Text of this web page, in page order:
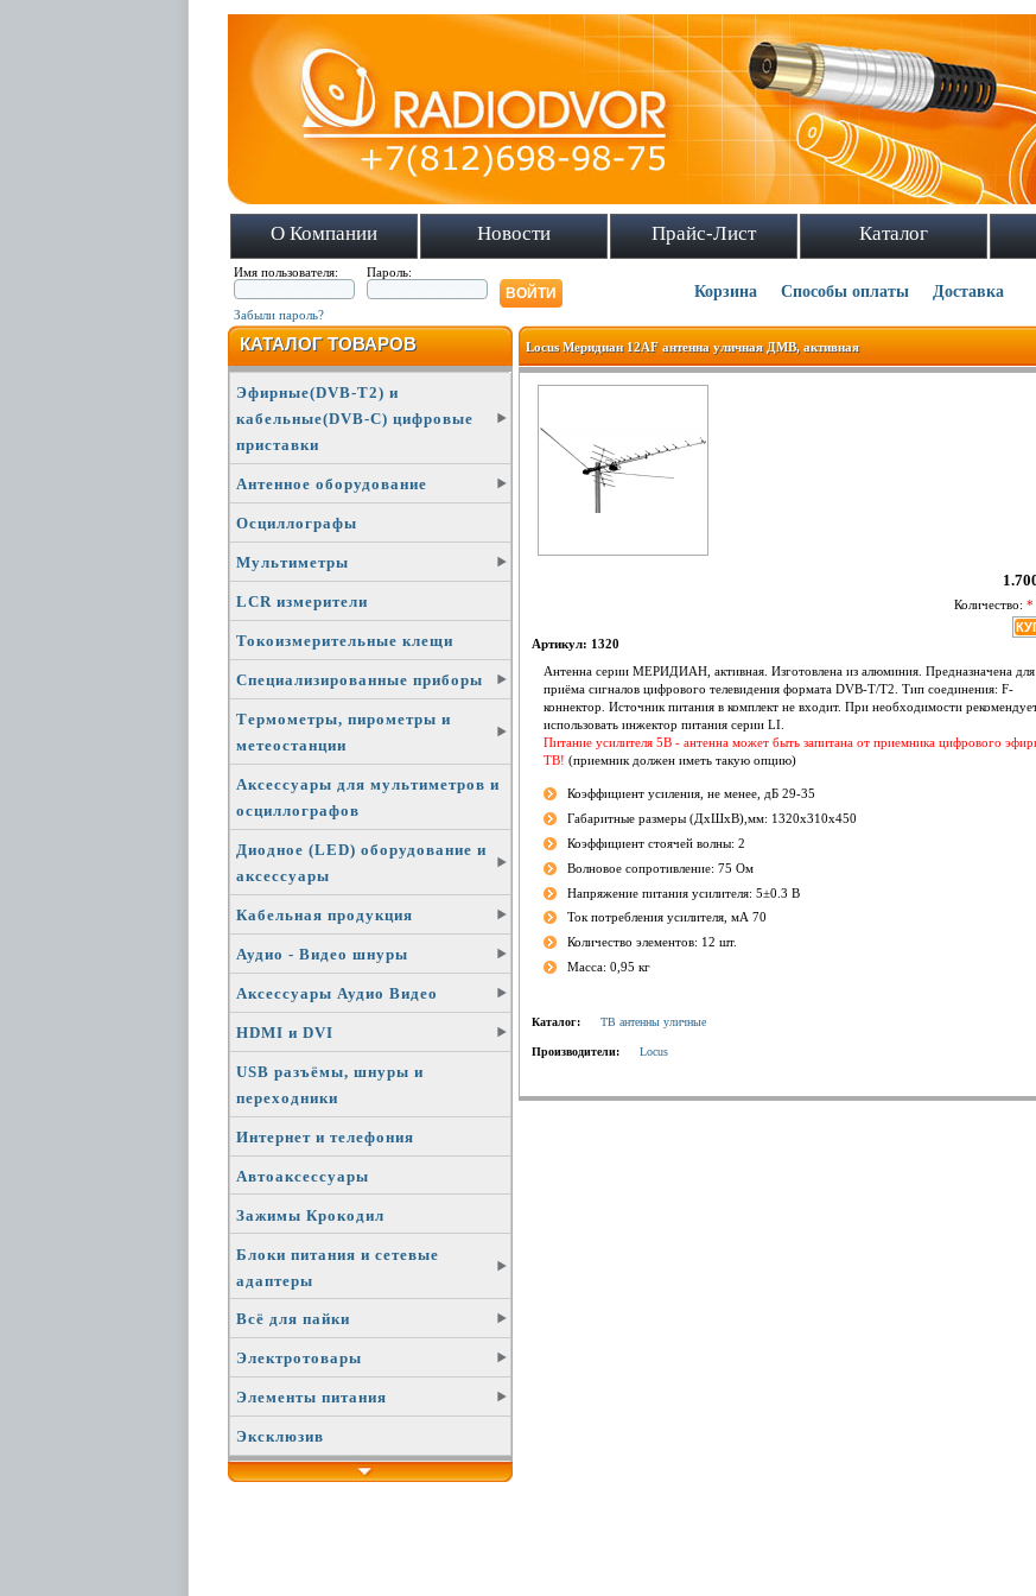
О Компании Новости Прайс-Лист Каталог
Имя пользователя: Пароль:
Забыли пароль?
Корзина Способы оплаты Доставка
КАТАЛОГ ТОВАРОВ
Эфирные(DVB-T2) и
кабельные(DVB-C) цифровые
приставки
Антенное оборудование
Осциллографы
Мультиметры
LCR измерители
Токоизмерительные клещи
Специализированные приборы
Термометры, пирометры и
метеостанции
Аксессуары для мультиметров и
осциллографов
Диодное (LED) оборудование и
аксессуары
Кабельная продукция
Аудио - Видео шнуры
Аксессуары Аудио Видео
HDMI и DVI
USB разъёмы, шнуры и
переходники
Интернет и телефония
Автоаксессуары
Зажимы Крокодил
Блоки питания и сетевые
адаптеры
Всё для пайки
Электротовары
Элементы питания
Эксклюзив
Locus Меридиан 12AF антенна уличная ДМВ, активная
Количество:*
Артикул: 1320
Антенна серии МЕРИДИАН, активная. Изготовлена из алюминия. Предназначена для
приёма сигналов цифрового телевидения формата DVB-T/T2. Тип соединения: F-
коннектор. Источник питания в комплект не входит. При необходимости
использовать инжектор питания серии LI.
Питание усилителя 5В - антенна может быть запитана от приемника цифрового
ТВ! (приемник должен иметь такую опцию)
Коэффициент усиления, не менее, дБ 29-35
Габаритные размеры (ДхШхВ),мм: 1320х310х450
Коэффициент стоячей волны: 2
Волновое сопротивление: 75 Ом
Напряжение питания усилителя: 5±0.3 В
Ток потребления усилителя, мА 70
Количество элементов: 12 шт.
Масса: 0,95 кг
Каталог: ТВ антенны уличные
Производители: Locus